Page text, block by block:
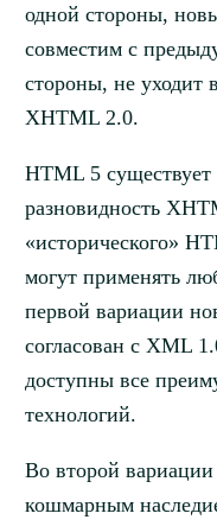
одной стороны,
совместим с
стороны, не уходит
XHTML 2.0.
HTML 5
разновидность
«исторического»
могут применять
первой вариации
согласован с XML
доступны все
технологий.
Во второй
кошмарным